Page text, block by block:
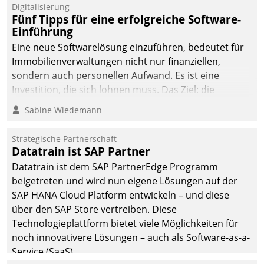
Digitalisierung
Fünf Tipps für eine erfolgreiche Software-
Einführung
Eine neue Softwarelösung einzuführen, bedeutet für
Immobilienverwaltungen nicht nur finanziellen,
sondern auch personellen Aufwand. Es ist eine
Investition, die sich lohnen muss. Das Ziel: die
nachhaltige Optimierung der Geschäftsabläufe. Damit
dieses Ziel erreicht wird, sollten einige Grundregeln
Sabine Wiedemann
Strategische Partnerschaft
Datatrain ist SAP Partner
Datatrain ist dem SAP PartnerEdge Programm
beigetreten und wird nun eigene Lösungen auf der
SAP HANA Cloud Platform entwickeln – und diese
über den SAP Store vertreiben. Diese
Technologieplattform bietet viele Möglichkeiten für
noch innovativere Lösungen – auch als Software-as-a-
Service (SaaS).